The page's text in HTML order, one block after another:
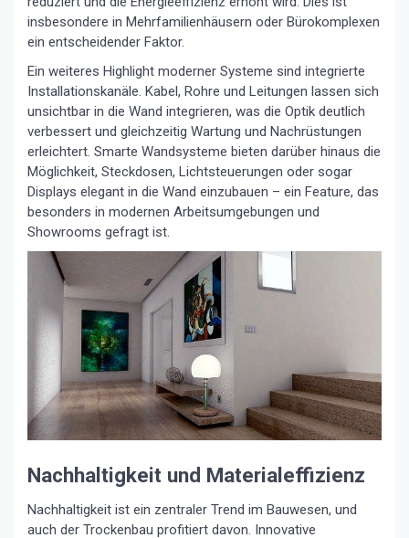
insbesondere in Mehrfamilienhäusern oder Bürokomplexen
ein entscheidender Faktor.
Ein weiteres Highlight moderner Systeme sind integrierte
Installationskanäle. Kabel, Rohre und Leitungen lassen sich
unsichtbar in die Wand integrieren, was die Optik deutlich
verbessert und gleichzeitig Wartung und Nachrüstungen
erleichtert. Smarte Wandsysteme bieten darüber hinaus die
Möglichkeit, Steckdosen, Lichtsteuerungen oder sogar
Displays elegant in die Wand einzubauen – ein Feature, das
besonders in modernen Arbeitsumgebungen und
Showrooms gefragt ist.
Nachhaltigkeit und Materialeffizienz
Nachhaltigkeit ist ein zentraler Trend im Bauwesen, und
auch der Trockenbau profitiert davon. Innovative